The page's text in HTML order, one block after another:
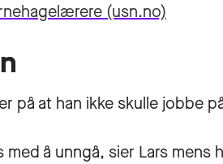
(usn.no)
på at han ikke skulle jobbe
å unngå, sier Lars mens